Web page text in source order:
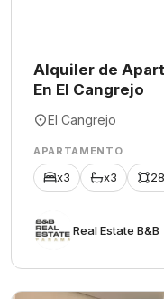
Alquiler de
En El Cangrejo
El Cangrejo
APARTAMENTO
x3 x3
Rеаl Еstаtе В&В